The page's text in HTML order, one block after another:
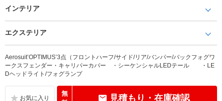
インテリア
エクステリア
Aerosuit’OPTIMUS’3点（フロントハーフ/サイド/リア/バンパー/バックフォグワ
ークスフェンダー・キャリパーカバー ・シーケンシャルLEDテール ・LE
Dヘッドライト/フォグランプ
無
見積もり・在庫確認